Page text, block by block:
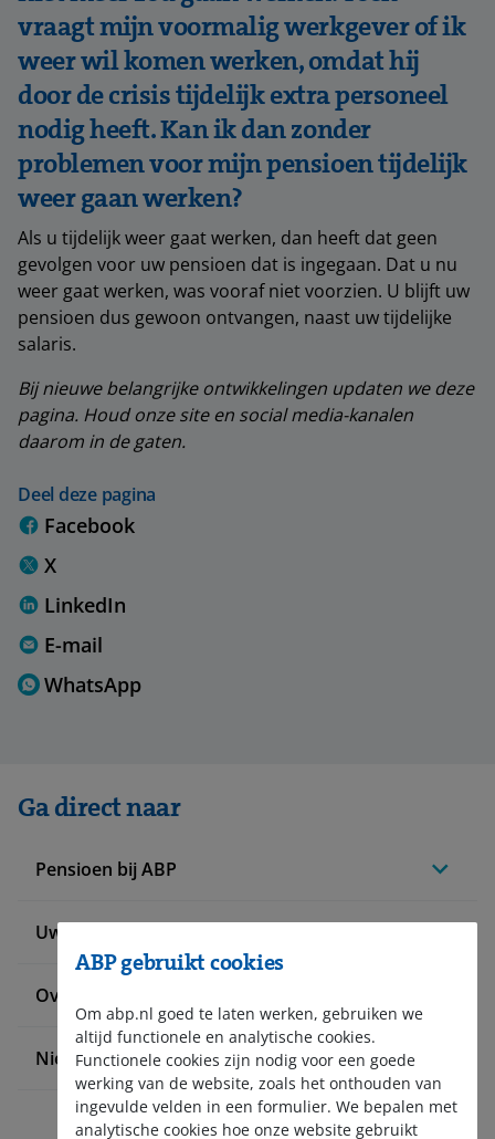
vraagt mijn voormalig werkgever of ik
weer wil komen werken, omdat hij
door de crisis tijdelijk extra personeel
nodig heeft. Kan ik dan zonder
problemen voor mijn pensioen tijdelijk
weer gaan werken?
Als u tijdelijk weer gaat werken, dan heeft dat geen
gevolgen voor uw pensioen dat is ingegaan. Dat u nu
weer gaat werken, was vooraf niet voorzien. U blijft uw
pensioen dus gewoon ontvangen, naast uw tijdelijke
salaris.
Bij nieuwe belangrijke ontwikkelingen updaten we deze
pagina. Houd onze site en social media-kanalen
daarom in de gaten.
Deel deze pagina
Facebook
X
LinkedIn
E-mail
WhatsApp
Ga direct naar
Pensioen bij ABP
Uw situatie verandert
Over ABP
Nieuws en pers
ABP gebruikt cookies
Om abp.nl goed te laten werken, gebruiken we
altijd functionele en analytische cookies.
Functionele cookies zijn nodig voor een goede
werking van de website, zoals het onthouden van
ingevulde velden in een formulier. We bepalen met
analytische cookies hoe onze website gebruikt